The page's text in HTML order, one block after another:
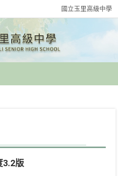
國立玉里高級中學
3.2版